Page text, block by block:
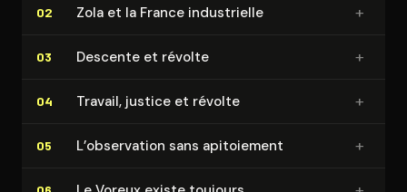
02 Zola et la France in­dus­trielle +
03 Descente et révolte +
04 Travail, justice et révolte +
05 L’observation sans apitoiement +